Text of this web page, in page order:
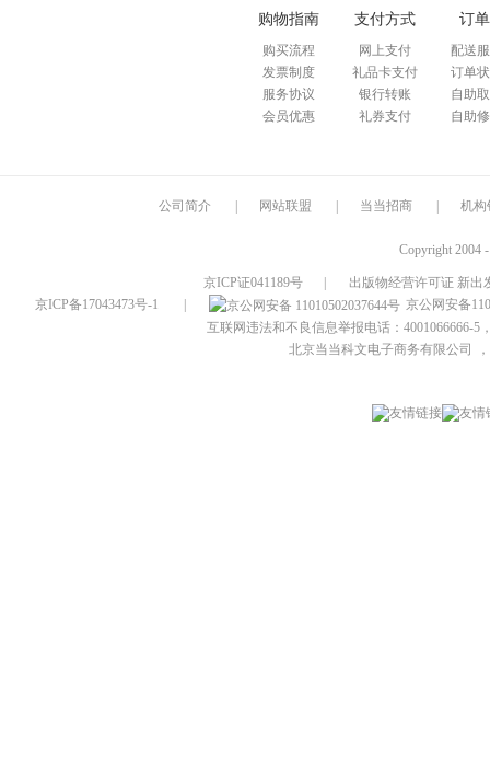
购物指南
购买流程
发票制度
服务协议
会员优惠
支付方式
网上支付
礼品卡支付
银行转账
礼券支付
订
配送
订单
自助
自助
公司简介 网站联盟 当当招商 机构
Copyright 2004
京ICP证041189号
出版物经营许可证 新出
京ICP备17043473号-1
京公网安备
互联网违法和不良信息举报电话：4001066666-5
北京当当科文电子商务有限公司